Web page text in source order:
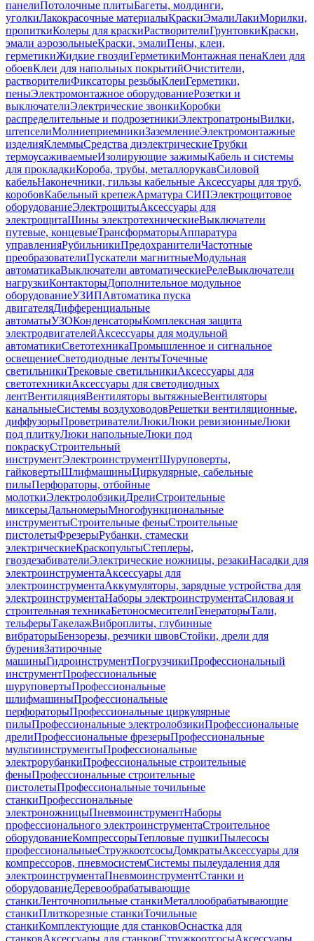
панелиПотолочные плитыБагеты, молдинги,
уголкиЛакокрасочные материалыКраскиЭмалиЛакиМорилки,
пропиткиКолеры для краскиРастворителиГрунтовкиКраски,
эмали аэрозольныеКраски, эмалиПены, клеи,
герметикиЖидкие гвоздиГерметикиМонтажная пенаКлеи для
обоевКлеи для напольных покрытийОчистители,
растворителиФиксаторы резьбыКлеиГерметики,
пеныЭлектромонтажное оборудованиеРозетки и
выключателиЭлектрические звонкиКоробки
распределительные и подрозетникиЭлектропатроныВилки,
штепселиМолниеприемникиЗаземлениеЭлектромонтажные
изделияКлеммыСредства диэлектрическиеТрубки
термоусаживаемыеИзолирующие зажимыКабель и системы
для прокладкиКороба, трубы, металлорукавСиловой
кабельНаконечники, гильзы кабельные Аксессуары для труб,
коробовКабельный крепежАрматура СИПЭлектрощитовое
оборудованиеЭлектрощитыАксессуары для
электрощитаШины электротехническиеВыключатели
путевые, концевыеТрансформаторыАппаратура
управленияРубильникиПредохранителиЧастотные
преобразователиПускатели магнитныеМодульная
автоматикаВыключатели автоматическиеРелеВыключатели
нагрузкиКонтакторыДополнительное модульное
оборудованиеУЗИПАвтоматика пуска
двигателяДифференциальные
автоматыУЗОКонденсаторыКомплексная защита
электродвигателейАксессуары для модульной
автоматикиСветотехникаПромышленное и сигнальное
освещениеСветодиодные лентыТочечные
светильникиТрековые светильникиАксессуары для
светотехникиАксессуары для светодиодных
лентВентиляцияВентиляторы вытяжныеВентиляторы
канальныеСистемы воздуховодовРешетки вентиляционные,
диффузорыПроветривателиЛюкиЛюки ревизионныеЛюки
под плиткуЛюки напольныеЛюки под
покраскуСтроительный
инструментЭлектроинструментШуруповерты,
гайковертыШлифмашиныЦиркулярные, сабельные
пилыПерфораторы, отбойные
молоткиЭлектролобзикиДрелиСтроительные
миксерыДальномерыМногофункциональные
инструментыСтроительные феныСтроительные
пистолетыФрезерыРубанки, стамески
электрическиеКраскопультыСтеплеры,
гвоздезабивателиЭлектрические ножницы, резакиНасадки для
электроинструментаАксессуары для
электроинструментаАккумуляторы, зарядные устройства для
электроинструментаНаборы электроинструментаСиловая и
строительная техникаБетоносмесителиГенераторыТали,
тельферыТакелажВиброплиты, глубинные
вибраторыБензорезы, резчики швовСтойки, дрели для
буренияЗатирочные
машиныГидроинструментПогрузчикиПрофессиональный
инструментПрофессиональные
шуруповертыПрофессиональные
шлифмашиныПрофессиональные
перфораторыПрофессиональные циркулярные
пилыПрофессиональные электролобзикиПрофессиональные
дрелиПрофессиональные фрезерыПрофессиональные
мультиинструментыПрофессиональные
электрорубанкиПрофессиональные строительные
феныПрофессиональные строительные
пистолетыПрофессиональные точильные
станкиПрофессиональные
электроножницыПневмоинструментНаборы
профессионального электроинструментаСтроительное
оборудованиеКомпрессорыТепловые пушкиПылесосы
профессиональныеСтружкоотсосыДомкратыАксессуары для
компрессоров, пневмосистемСистемы пылеудаления для
электроинструментаПневмоинструментСтанки и
оборудованиеДеревообрабатывающие
станкиЛенточнопильные станкиМеталлообрабатывающие
станкиПлиткорезные станкиТочильные
станкиКомплектующие для станковОснастка для
станковАксессуары для станковСтружкоотсосыАксессуары